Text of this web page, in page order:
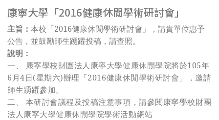
康寧大學「2016健康休閒學術研討會」
主旨： 本校 「2016健康休閒學術研討會」，請貴單位惠予
公告，並鼓勵師生踴躍投稿，請查照。
說明：
一、 康寧學校財團法人康寧大學健康休閒學院將於105年
6月4日(星期六)辦理「2016健康休閒學術研討會」，邀請
師生踴躍參加。
二、 本研討會議程及投稿注意事項，請參閱康寧學校財團
法人康寧大學健康休閒學院學術活動網站